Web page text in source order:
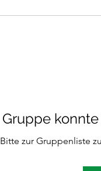
Gruppe
Bitte zur Gruppenliste